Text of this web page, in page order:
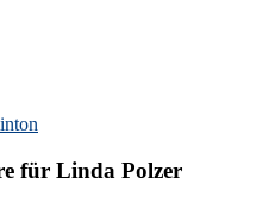
für Linda Polzer